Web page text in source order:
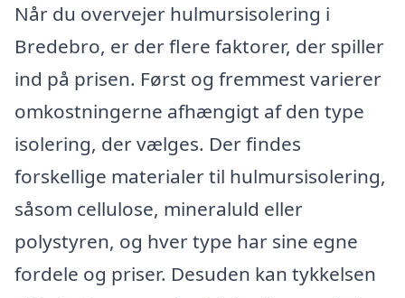
Når du overvejer hulmursisolering i
Bredebro, er der flere faktorer, der spiller
ind på prisen. Først og fremmest varierer
omkostningerne afhængigt af den type
isolering, der vælges. Der findes
forskellige materialer til hulmursisolering,
såsom cellulose, mineraluld eller
polystyren, og hver type har sine egne
fordele og priser. Desuden kan tykkelsen